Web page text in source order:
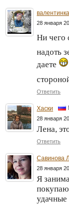
28 января
Ни чего
надоть
даете
Ответить
Хаски
28 января
Лена,
Ответить
Савинова
28 января
Я